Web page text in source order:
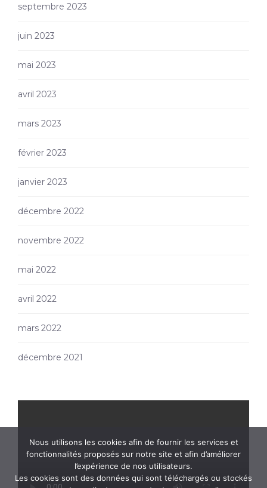
septembre 2023
juin 2023
mai 2023
avril 2023
mars 2023
février 2023
janvier 2023
décembre 2022
novembre 2022
mai 2022
avril 2022
mars 2022
décembre 2021
Nous utilisons les cookies afin de fournir les services et
fonctionnalités proposés sur notre site et afin d’améliorer
l’expérience de nos utilisateurs.
Les cookies sont des données qui sont téléchargés ou stockés